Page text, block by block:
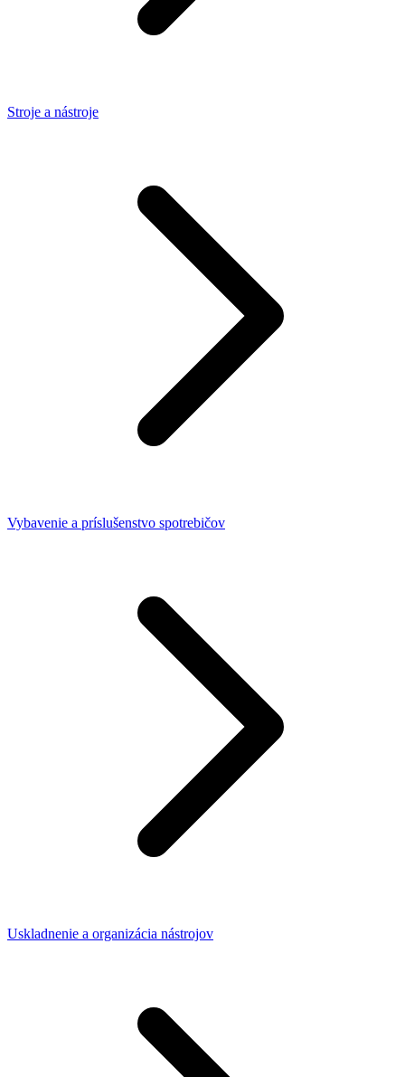
Stroje a nástroje
Vybavenie a príslušenstvo spotrebičov
Uskladnenie a organizácia nástrojov